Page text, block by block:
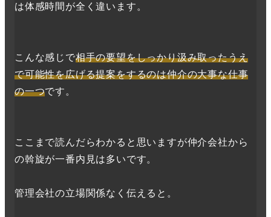
は体感時間が全く違います。
こんな感じで相手の要望をしっかり汲み取ったうえ
で可能性を広げる提案をするのは仲介の大事な仕事
の一つです。
ここまで読んだらわかると思いますが仲介会社から
の斡旋が一番内見は多いです。
管理会社の立場関係なく伝えると。